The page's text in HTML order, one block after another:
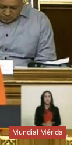
Mundial Mérida